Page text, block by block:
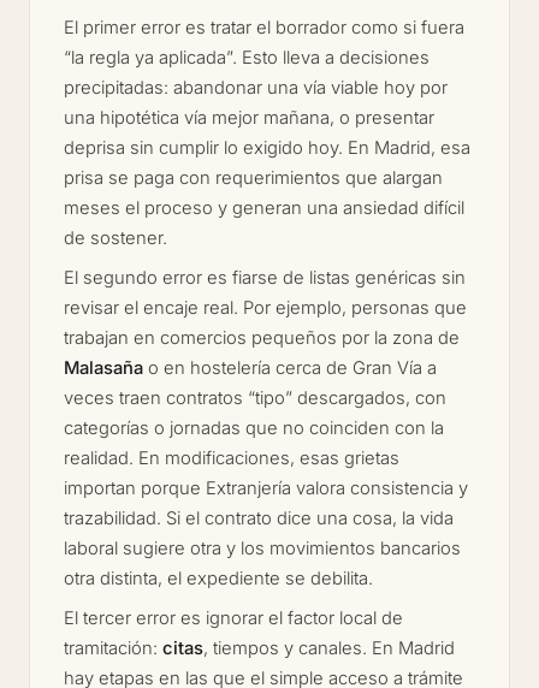
El primer error es tratar el borrador como si fuera
“la regla ya aplicada”. Esto lleva a decisiones
precipitadas: abandonar una vía viable hoy por
una hipotética vía mejor mañana, o presentar
deprisa sin cumplir lo exigido hoy. En Madrid, esa
prisa se paga con requerimientos que alargan
meses el proceso y generan una ansiedad difícil
de sostener.
El segundo error es fiarse de listas genéricas sin
revisar el encaje real. Por ejemplo, personas que
trabajan en comercios pequeños por la zona de
Malasaña o en hostelería cerca de Gran Vía a
veces traen contratos “tipo” descargados, con
categorías o jornadas que no coinciden con la
realidad. En modificaciones, esas grietas
importan porque Extranjería valora consistencia y
trazabilidad. Si el contrato dice una cosa, la vida
laboral sugiere otra y los movimientos bancarios
otra distinta, el expediente se debilita.
El tercer error es ignorar el factor local de
tramitación: citas, tiempos y canales. En Madrid
hay etapas en las que el simple acceso a trámite